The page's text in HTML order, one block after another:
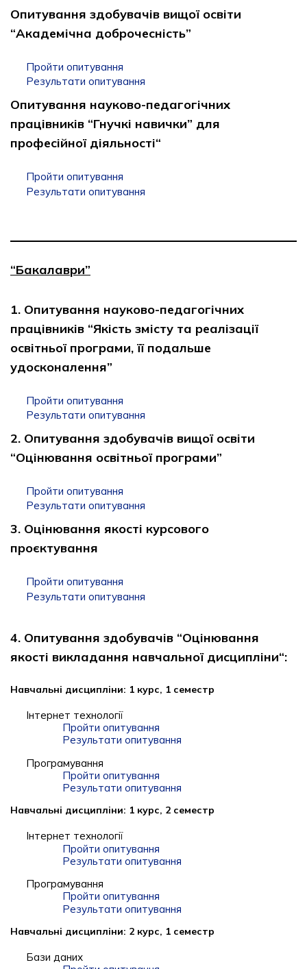
Опитування здобувачів вищої освіти
“Академічна доброчесність”
Пройти опитування
Результати опитування
Опитування науково-педагогічних
працівників “Гнучкі навички” для
професійної діяльності“
Пройти опитування
Результати опитування
“Бакалаври”
1. Опитування науково-педагогічних
працівників “Якість змісту та реалізації
освітньої програми, її подальше
удосконалення”
Пройти опитування
Результати опитування
2. Опитування здобувачів вищої освіти
“Оцінювання освітньої програми”
Пройти опитування
Результати опитування
3. Оцінювання якості курсового
проєктування
Пройти опитування
Результати опитування
4. Опитування здобувачів “Оцінювання
якості викладання навчальної дисципліни“:
Навчальні дисципліни: 1 курс, 1 семестр
Інтернет технології
Пройти опитування
Результати опитування
Програмування
Пройти опитування
Результати опитування
Навчальні дисципліни: 1 курс, 2 семестр
Інтернет технології
Пройти опитування
Результати опитування
Програмування
Пройти опитування
Результати опитування
Навчальні дисципліни: 2 курс, 1 семестр
Бази даних